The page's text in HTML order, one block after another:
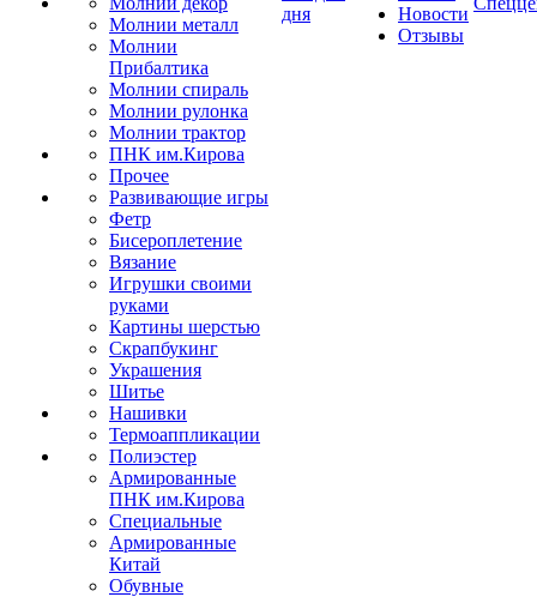
Молнии металл
Молнии
Прибалтика
Молнии спираль
Молнии рулонка
Молнии трактор
ПНК им.Кирова
Прочее
Развивающие игры
Фетр
Бисероплетение
Вязание
Игрушки своими
руками
Картины шерстью
Скрапбукинг
Украшения
Шитье
Нашивки
Термоаппликации
Полиэстер
Армированные
ПНК им.Кирова
Специальные
Армированные
Китай
Обувные
дня
Новости
Отзывы